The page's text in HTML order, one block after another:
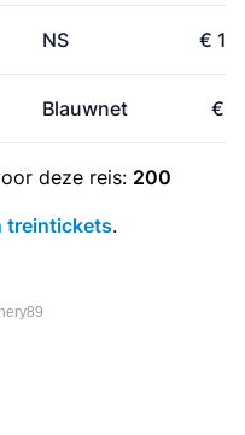
NS €
Blauwnet €
deze reis: 200
treintickets.